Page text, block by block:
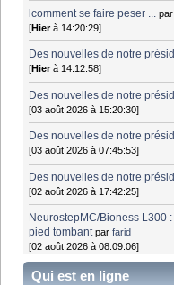
lcomment se faire peser ...
[Hierà 14:20:29]
Des nouvelles de notre
[Hierà 14:12:58]
Des nouvelles de notre
[03 août 2026 à 15:20:30]
Des nouvelles de notre
[03 août 2026 à 07:45:53]
Des nouvelles de notre
[02 août 2026 à 17:42:25]
NeurostepMC/Bioness L300
pied tombant parfarid
[02 août 2026 à 08:09:06]
Qui est en ligne